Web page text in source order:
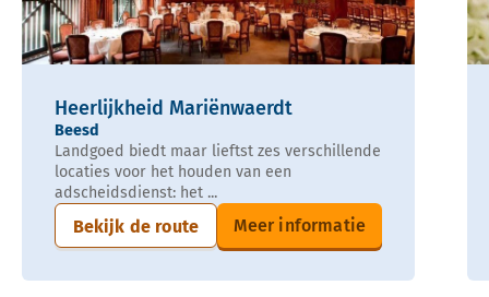
Heerlijkheid Mariënwaerdt
Beesd
Landgoed biedt maar lieftst zes verschillende
locaties voor het houden van een
adscheidsdienst: het ...
Bekijk de route Meer informatie